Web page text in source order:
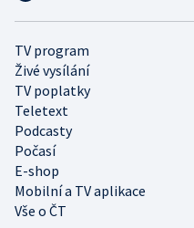
TV program
Živé vysílání
TV poplatky
Teletext
Podcasty
Počasí
E-shop
Mobilní a TV aplikace
Vše o ČT